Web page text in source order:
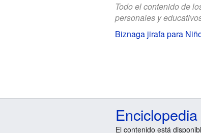
Todo el contenido de
personales y
Biznaga jirafa para
El contenido está